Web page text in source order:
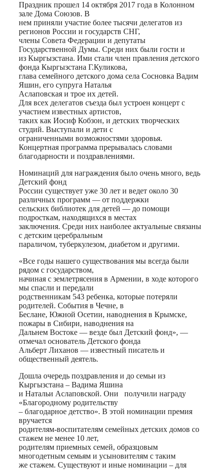
Праздник прошел 14 октября 2017 года в Колонном
зале Дома Союзов. В
нем приняли участие более тысячи делегатов из
регионов России и государств СНГ,
члены Совета Федерации и депутаты
Государственной Думы. Среди них были гости и
из Кыргызстана. Ими стали член правления детского
фонда Кыргызстана Г.Куликова,
глава семейного детского дома села Сосновка Вадим
Яшин, его супруга Наталья
Аслаповская и трое их детей.
Для всех делегатов съезда был устроен концерт с
участием известных артистов,
таких как Иосиф Кобзон, и детских творческих
студий. Выступали и дети с
ограниченными возможностями здоровья.
Концертная программа прерывалась словами
благодарности и поздравлениями.
Номинаций для награждения было очень много, ведь
Детский фонд
России существует уже 30 лет и ведет около 30
различных программ — от поддержки
сельских библиотек для детей — до помощи
подросткам, находящихся в местах
заключения. Среди них наиболее актуальные связаны
с детским церебральным
параличом, туберкулезом, диабетом и другими.
«Все годы нашего существования мы всегда были
рядом с государством,
начиная с землетрясения в Армении, в ходе которого
мы спасли и передали
родственникам 543 ребенка, которые потеряли
родителей. События в Чечне, в
Беслане, Южной Осетии, наводнения в Крымске,
пожары в Сибири, наводнения на
Дальнем Востоке — везде был Детский фонд», —
отмечал основатель Детского фонда
Альберт Лиханов — известный писатель и
общественный деятель.
Дошла очередь поздравления и до семьи из
Кыргызстана – Вадима Яшина
и Натальи Аслаповской. Они получили награду
«Благородному родительству
– благодарное детство». В этой номинации премия
вручается
родителям-воспитателям семейных детских домов со
стажем не менее 10 лет,
родителям приемных семей, образцовым
многодетным семьям и усыновителям с таким
же стажем. Существуют и иные номинации – для